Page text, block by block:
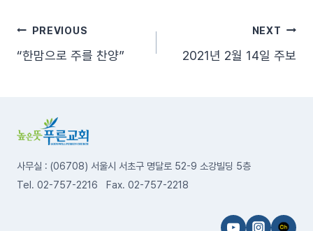
글PREVIOUS
“한맘으로 주를 찬양”
NEXT
2021년 2월 14일 주보
사무실 : (06708) 서울시 서초구 명달로 52-9 소강빌딩 5층
Tel. 02-757-2216 Fax. 02-757-2218